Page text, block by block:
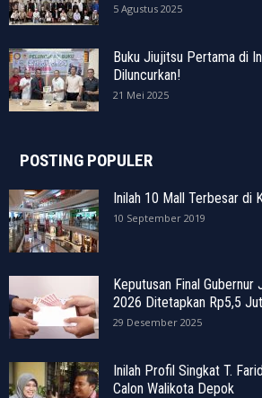
5 Agustus 2025
Buku Jiujitsu Pertama di
Diluncurkan!
21 Mei 2025
POSTING POPULER
Inilah 10 Mall Terbesar di
10 September 2019
Keputusan Final
2026 Ditetapkan Rp5,5
29 Desember 2025
Inilah Profil Singkat T.
Calon Walikota Depok